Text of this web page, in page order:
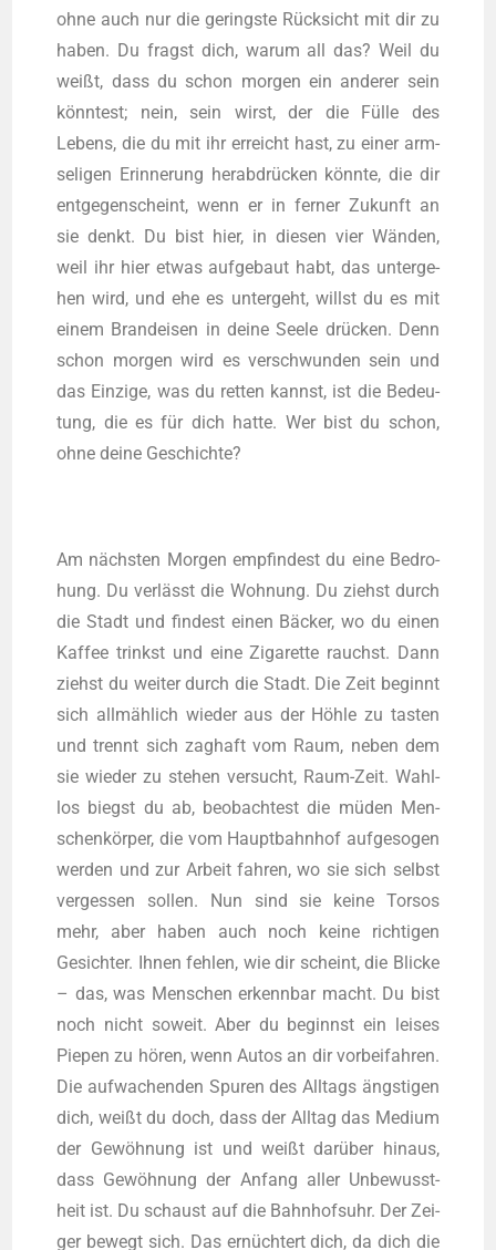
ohne auch nur die gerings­te Rück­sicht mit dir zu
haben. Du fragst dich, war­um all das? Weil du
weißt, dass du schon mor­gen ein ande­rer sein
könn­test; nein, sein wirst, der die Fül­le des
Lebens, die du mit ihr erreicht hast, zu einer arm­
se­li­gen Erin­ne­rung her­ab­drü­cken könn­te, die dir
ent­ge­gen­scheint, wenn er in fer­ner Zukunft an
sie denkt. Du bist hier, in die­sen vier Wän­den,
weil ihr hier etwas auf­ge­baut habt, das unter­ge­
hen wird, und ehe es unter­geht, willst du es mit
einem Brand­ei­sen in dei­ne See­le drü­cken. Denn
schon mor­gen wird es ver­schwun­den sein und
das Ein­zi­ge, was du ret­ten kannst, ist die Bedeu­
tung, die es für dich hat­te. Wer bist du schon,
ohne dei­ne Geschichte?
Am nächs­ten Mor­gen emp­fin­dest du eine Bedro­
hung. Du ver­lässt die Woh­nung. Du ziehst durch
die Stadt und fin­dest einen Bäcker, wo du einen
Kaf­fee trinkst und eine Ziga­ret­te rauchst. Dann
ziehst du wei­ter durch die Stadt. Die Zeit beginnt
sich all­mäh­lich wie­der aus der Höh­le zu tas­ten
und trennt sich zag­haft vom Raum, neben dem
sie wie­der zu ste­hen ver­sucht, Raum-Zeit. Wahl­
los biegst du ab, beob­ach­test die müden Men­
schen­kör­per, die vom Haupt­bahn­hof auf­ge­so­gen
wer­den und zur Arbeit fah­ren, wo sie sich selbst
ver­ges­sen sol­len. Nun sind sie kei­ne Tor­sos
mehr, aber haben auch noch kei­ne rich­ti­gen
Gesich­ter. Ihnen feh­len, wie dir scheint, die Bli­cke
– das, was Men­schen erkenn­bar macht. Du bist
noch nicht soweit. Aber du beginnst ein lei­ses
Pie­pen zu hören, wenn Autos an dir vor­bei­fah­ren.
Die auf­wa­chen­den Spu­ren des All­tags ängs­ti­gen
dich, weißt du doch, dass der All­tag das Medi­um
der Gewöh­nung ist und weißt dar­über hin­aus,
dass Gewöh­nung der Anfang aller Unbe­wusst­
heit ist. Du schaust auf die Bahn­hofs­uhr. Der Zei­
ger bewegt sich. Das ernüch­tert dich, da dich die